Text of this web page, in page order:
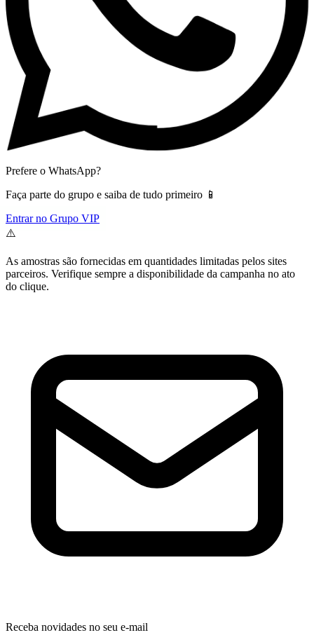
Prefere o WhatsApp?
Faça parte do grupo e saiba de tudo primeiro 📱
Entrar no Grupo VIP
⚠️
As amostras são fornecidas em quantidades limitadas pelos sites
parceiros. Verifique sempre a disponibilidade da campanha no ato
do clique.
Receba novidades no seu e-mail